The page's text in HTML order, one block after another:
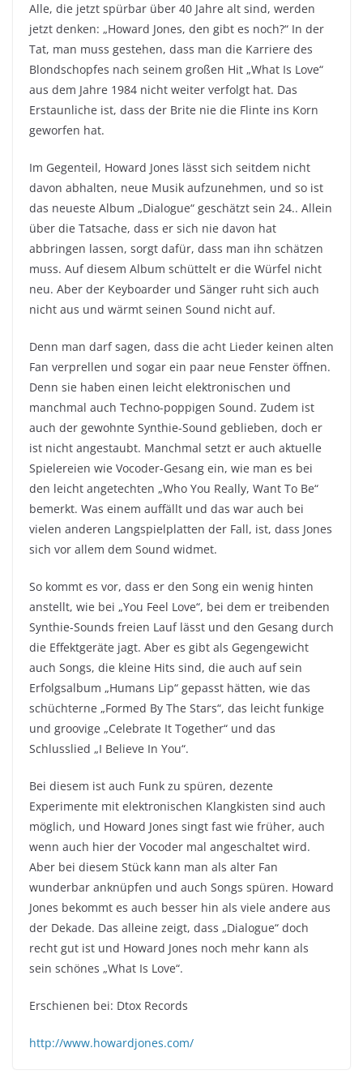
Alle, die jetzt spürbar über 40 Jahre alt sind, werden
jetzt denken: „Howard Jones, den gibt es noch?“ In der
Tat, man muss gestehen, dass man die Karriere des
Blondschopfes nach seinem großen Hit „What Is Love“
aus dem Jahre 1984 nicht weiter verfolgt hat. Das
Erstaunliche ist, dass der Brite nie die Flinte ins Korn
geworfen hat.
Im Gegenteil, Howard Jones lässt sich seitdem nicht
davon abhalten, neue Musik aufzunehmen, und so ist
das neueste Album „Dialogue“ geschätzt sein 24.. Allein
über die Tatsache, dass er sich nie davon hat
abbringen lassen, sorgt dafür, dass man ihn schätzen
muss. Auf diesem Album schüttelt er die Würfel nicht
neu. Aber der Keyboarder und Sänger ruht sich auch
nicht aus und wärmt seinen Sound nicht auf.
Denn man darf sagen, dass die acht Lieder keinen alten
Fan verprellen und sogar ein paar neue Fenster öffnen.
Denn sie haben einen leicht elektronischen und
manchmal auch Techno-poppigen Sound. Zudem ist
auch der gewohnte Synthie-Sound geblieben, doch er
ist nicht angestaubt. Manchmal setzt er auch aktuelle
Spielereien wie Vocoder-Gesang ein, wie man es bei
den leicht angetechten „Who You Really, Want To Be“
bemerkt. Was einem auffällt und das war auch bei
vielen anderen Langspielplatten der Fall, ist, dass Jones
sich vor allem dem Sound widmet.
So kommt es vor, dass er den Song ein wenig hinten
anstellt, wie bei „You Feel Love“, bei dem er treibenden
Synthie-Sounds freien Lauf lässt und den Gesang durch
die Effektgeräte jagt. Aber es gibt als Gegengewicht
auch Songs, die kleine Hits sind, die auch auf sein
Erfolgsalbum „Humans Lip“ gepasst hätten, wie das
schüchterne „Formed By The Stars“, das leicht funkige
und groovige „Celebrate It Together“ und das
Schlusslied „I Believe In You“.
Bei diesem ist auch Funk zu spüren, dezente
Experimente mit elektronischen Klangkisten sind auch
möglich, und Howard Jones singt fast wie früher, auch
wenn auch hier der Vocoder mal angeschaltet wird.
Aber bei diesem Stück kann man als alter Fan
wunderbar anknüpfen und auch Songs spüren. Howard
Jones bekommt es auch besser hin als viele andere aus
der Dekade. Das alleine zeigt, dass „Dialogue“ doch
recht gut ist und Howard Jones noch mehr kann als
sein schönes „What Is Love“.
Erschienen bei: Dtox Records
http://www.howardjones.com/